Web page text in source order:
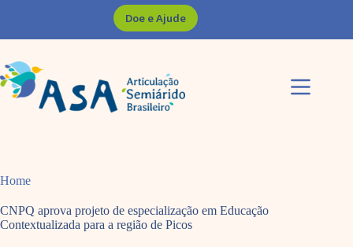
Doe e Ajude
Home
CNPQ aprova projeto de especialização em Educação
Contextualizada para a região de Picos